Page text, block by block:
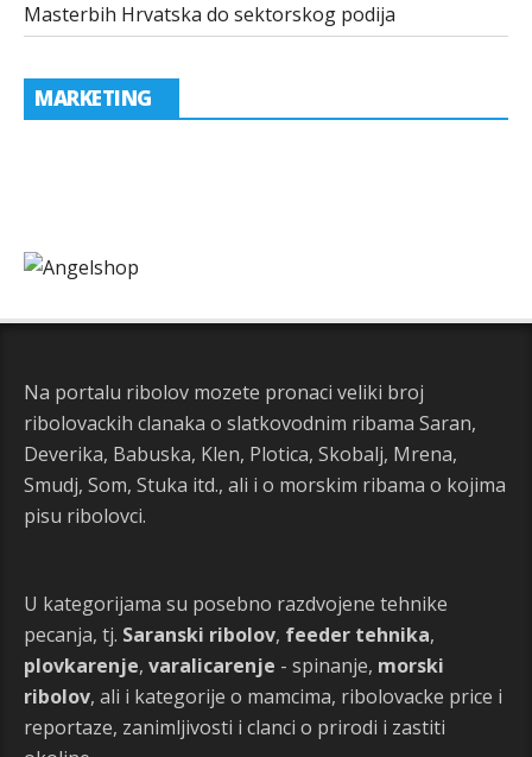
Masterbih Hrvatska do sektorskog podija
MARKETING
Na portalu ribolov mozete pronaci veliki broj
ribolovackih clanaka o slatkovodnim ribama Saran,
Deverika, Babuska, Klen, Plotica, Skobalj, Mrena,
Smudj, Som, Stuka itd., ali i o morskim ribama o kojima
pisu ribolovci.
U kategorijama su posebno razdvojene tehnike
pecanja, tj. Saranski ribolov, feeder tehnika,
plovkarenje, varalicarenje - spinanje, morski
ribolov, ali i kategorije o mamcima, ribolovacke price i
reportaze, zanimljivosti i clanci o prirodi i zastiti